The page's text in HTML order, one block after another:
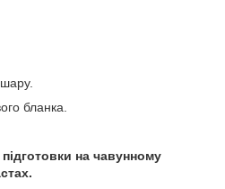
бланка.
на чавунному